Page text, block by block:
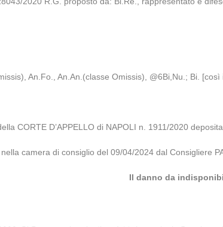
An.Fo., An.An.(classe Omissis), @6Bi,Nu.; Bi.
CORTE D’APPELLO di NAPOLI n. 1911/2020
camera di consiglio del 09/04/2024 dal Consigliere
Il danno da